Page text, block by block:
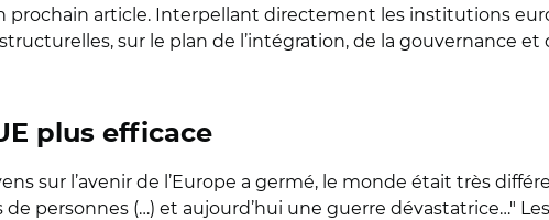
prochain article. Interpellant directement les institutions
sur le plan de l’intégration, de la gouvernance
plus efficace
sur l’avenir de l’Europe a germé, le monde était très
personnes (…) et aujourd’hui une guerre dévastatrice…"